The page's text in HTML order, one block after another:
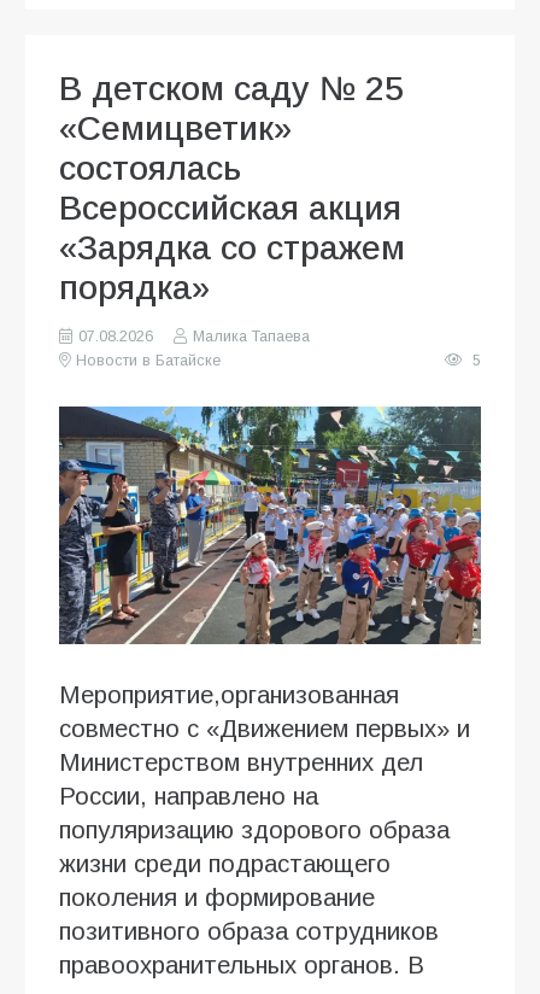
В детском саду № 25
«Семицветик»
состоялась
Всероссийская акция
«Зарядка со стражем
порядка»
07.08.2026
Малика Тапаева
Новости в Батайске
5
Мероприятие,организованная
совместно с «Движением первых» и
Министерством внутренних дел
России, направлено на
популяризацию здорового образа
жизни среди подрастающего
поколения и формирование
позитивного образа сотрудников
правоохранительных органов. В